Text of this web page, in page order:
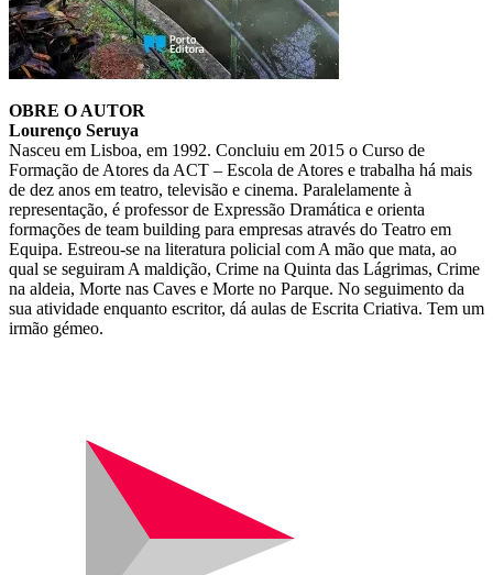
OBRE O AUTOR
Lourenço Seruya
Nasceu em Lisboa, em 1992. Concluiu em 2015 o Curso de
Formação de Atores da ACT – Escola de Atores e trabalha há mais
de dez anos em teatro, televisão e cinema. Paralelamente à
representação, é professor de Expressão Dramática e orienta
formações de team building para empresas através do Teatro em
Equipa. Estreou-se na literatura policial com A mão que mata, ao
qual se seguiram A maldição, Crime na Quinta das Lágrimas, Crime
na aldeia, Morte nas Caves e Morte no Parque. No seguimento da
sua atividade enquanto escritor, dá aulas de Escrita Criativa. Tem um
irmão gémeo.